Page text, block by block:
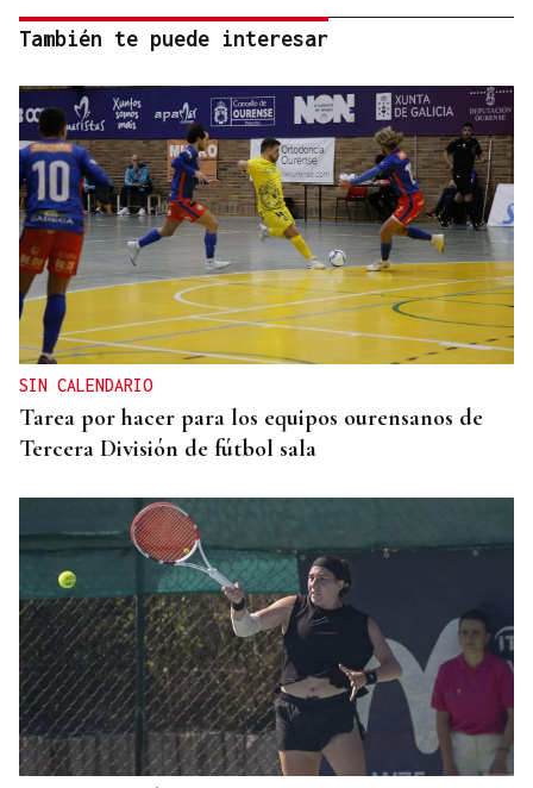
También te puede interesar
SIN CALENDARIO
Tarea por hacer para los equipos ourensanos de
Tercera División de fútbol sala